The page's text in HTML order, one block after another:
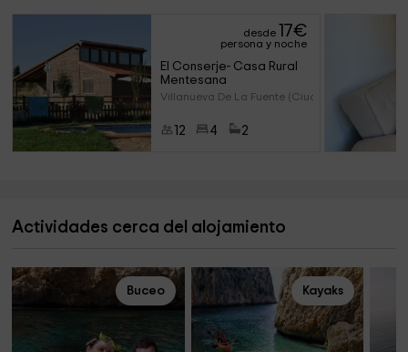
desde 17€
persona y noche
El Conserje- Casa Rural
Mentesana
Villanueva De La Fuente (Ciuda
12 4 2
Actividades cerca del alojamiento
Buceo Kayaks